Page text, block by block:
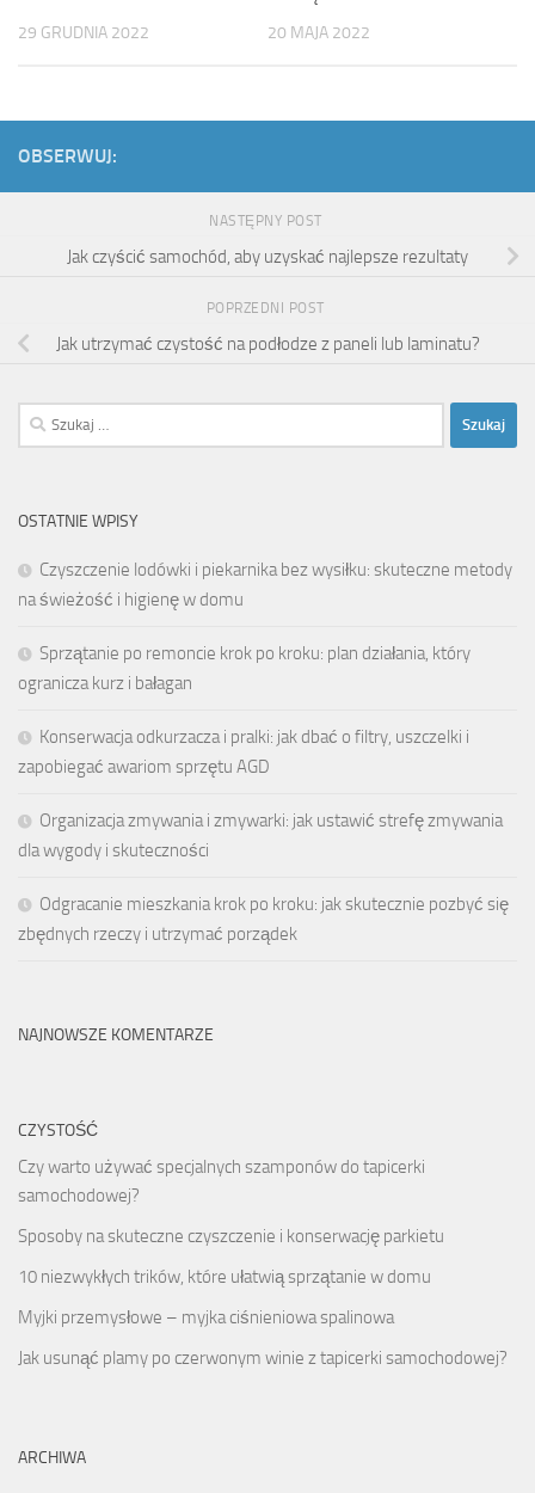
29 GRUDNIA 2022 20 MAJA 2022
OBSERWUJ:
NASTĘPNY POST
Jak czyścić samochód, aby uzyskać najlepsze rezultaty
POPRZEDNI POST
Jak utrzymać czystość na podłodze z paneli lub laminatu?
Szukaj:
OSTATNIE WPISY
Czyszczenie lodówki i piekarnika bez wysiłku: skuteczne metody
na świeżość i higienę w domu
Sprzątanie po remoncie krok po kroku: plan działania, który
ogranicza kurz i bałagan
Konserwacja odkurzacza i pralki: jak dbać o filtry, uszczelki i
zapobiegać awariom sprzętu AGD
Organizacja zmywania i zmywarki: jak ustawić strefę zmywania
dla wygody i skuteczności
Odgracanie mieszkania krok po kroku: jak skutecznie pozbyć się
zbędnych rzeczy i utrzymać porządek
NAJNOWSZE KOMENTARZE
CZYSTOŚĆ
Czy warto używać specjalnych szamponów do tapicerki
samochodowej?
Sposoby na skuteczne czyszczenie i konserwację parkietu
10 niezwykłych trików, które ułatwią sprzątanie w domu
Myjki przemysłowe – myjka ciśnieniowa spalinowa
Jak usunąć plamy po czerwonym winie z tapicerki samochodowej?
ARCHIWA